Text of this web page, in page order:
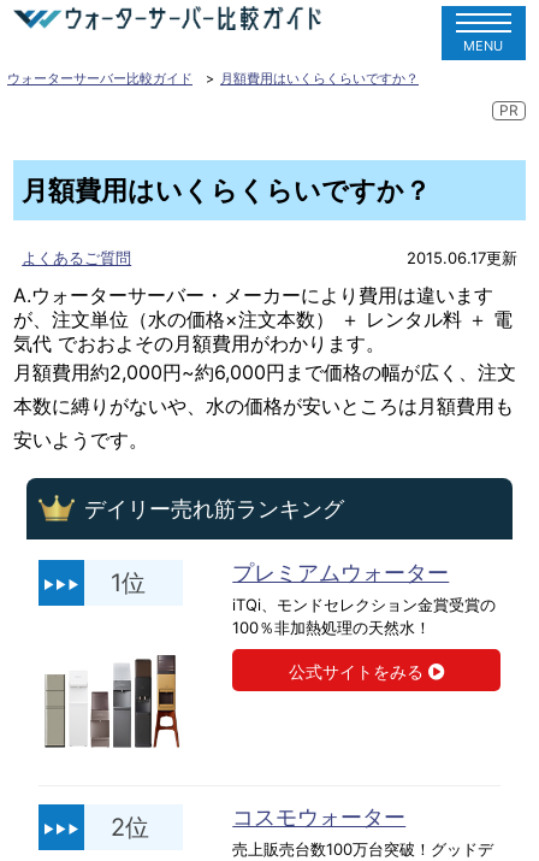
MENU
ウォーターサーバー比較ガイド
月額費用はいくらくらいですか？
月額費用はいくらくらいですか？
よくあるご質問 2015.06.17更新
A.ウォーターサーバー・メーカーにより費用は違います
が、注文単位（水の価格×注文本数） ＋ レンタル料 ＋ 電
気代 でおおよその月額費用がわかります。
月額費用約2,000円~約6,000円まで価格の幅が広く、注文
本数に縛りがないや、水の価格が安いところは月額費用も
安いようです。
デイリー売れ筋ランキング
1位 プレミアムウォーター
iTQi、モンドセレクション金賞受賞の
100％非加熱処理の天然水！
公式サイトをみる
2位 コスモウォーター
売上販売台数100万台突破！グッドデ